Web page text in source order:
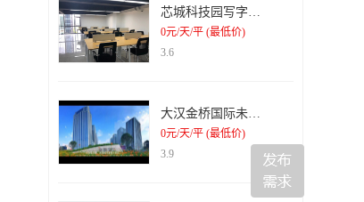
芯城科技园写字楼出租
0元/天/平 (最低价)
3.6
大汉金桥国际未来城纯写字楼出租
0元/天/平 (最低价)
3.9